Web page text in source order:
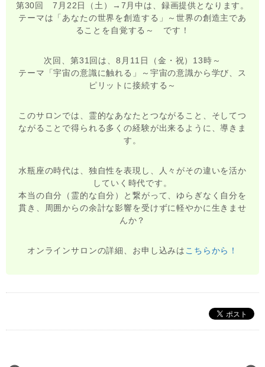
第30回 7月22日（土）→7月中は、録画提供となります。
テーマは「あなたの世界を創造する」～世界の創造主であ
ることを自覚する～ です！
次回、第31回は、8月11日（金・祝）13時～
テーマ「宇宙の意識に触れる」～宇宙の意識から学び、ス
ピリットに接続する～
このサロンでは、霊的なあなたとつながること、そしてつ
ながることで得られる多くの経験が出来るように、導きま
す。
水瓶座の時代は、独自性を表現し、人々がその違いを活か
していく時代です。
本当の自分（霊的な自分）と繋がって、ゆらぎなく自分を
貫き、周囲からの余計な影響を受けずに軽やかに生きませ
んか？
オンラインサロンの詳細、お申し込みは こちらから！